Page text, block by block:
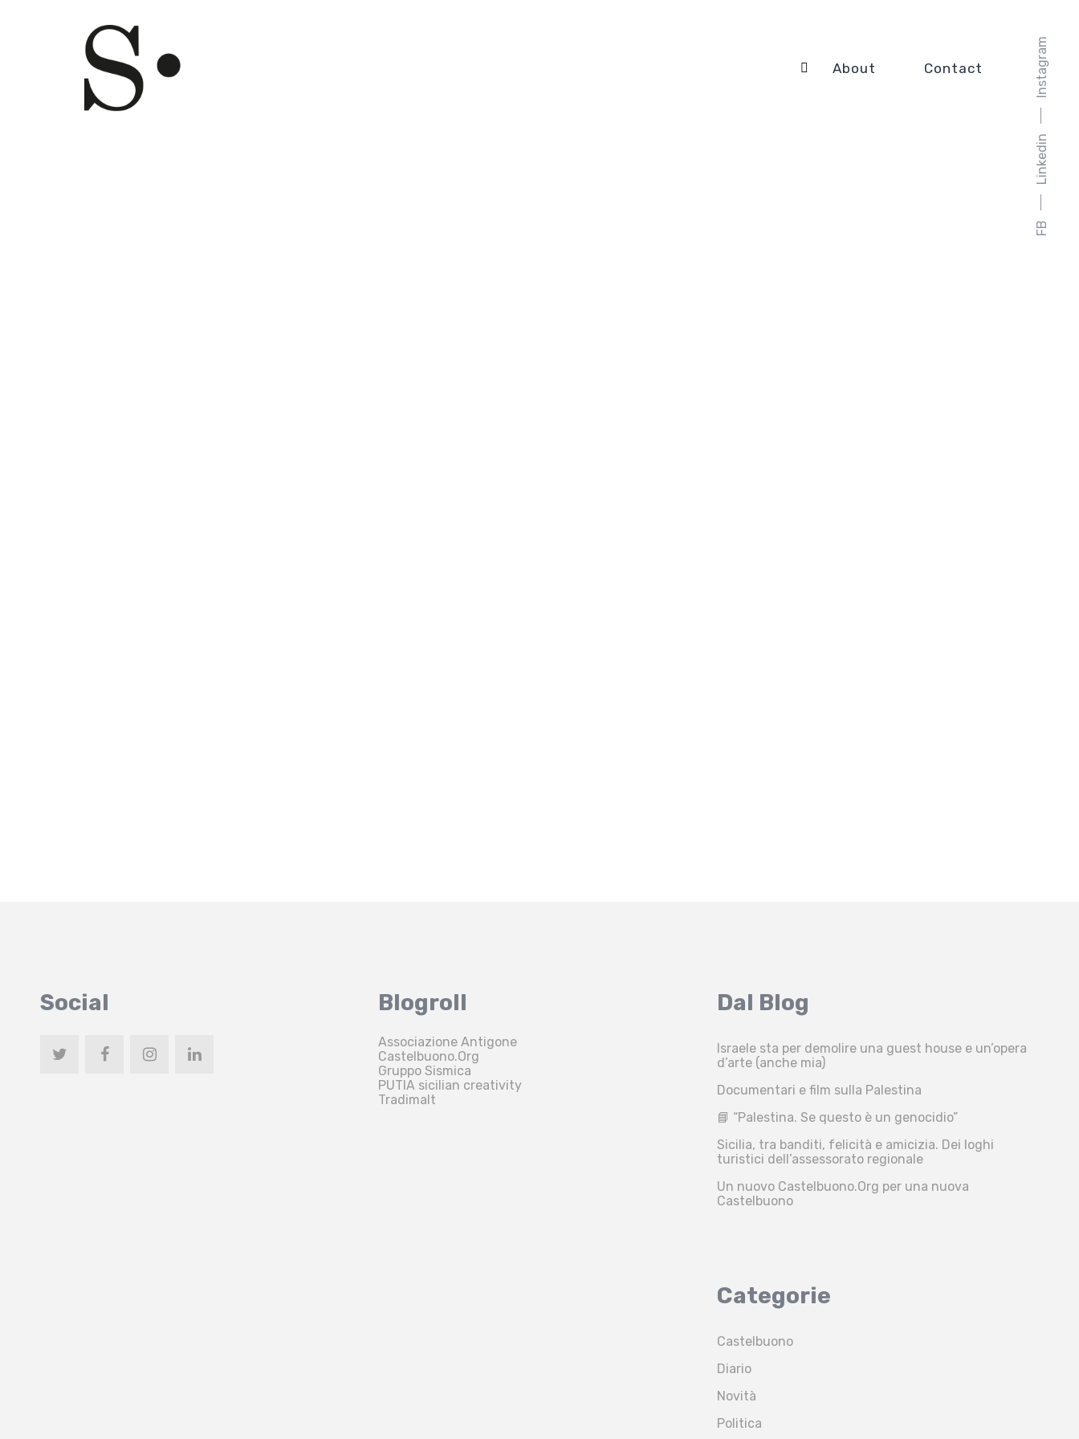
About Contact
FB
Linkedin
Instagram
Social Blogroll
Associazione Antigone
Castelbuono.Org
Gruppo Sismica
PUTIA sicilian creativity
Tradimalt
Dal Blog
Israele sta per demolire una guest house e un’opera
d’arte (anche mia)
Documentari e film sulla Palestina
📘 “Palestina. Se questo è un genocidio”
Sicilia, tra banditi, felicità e amicizia. Dei loghi
turistici dell’assessorato regionale
Un nuovo Castelbuono.Org per una nuova
Castelbuono
Categorie
Castelbuono
Diario
Novità
Politica